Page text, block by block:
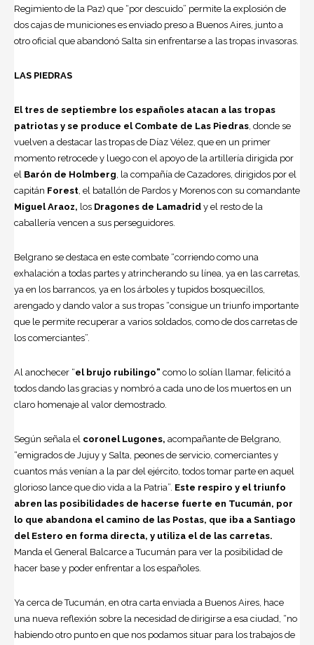
Regimiento de la Paz) que “por descuido” permite la explosión de
dos cajas de municiones es enviado preso a Buenos Aires, junto a
otro oficial que abandonó Salta sin enfrentarse a las tropas invasoras.
LAS PIEDRAS
El tres de septiembre los españoles atacan a las tropas
patriotas y se produce el Combate de Las Piedras, donde se
vuelven a destacar las tropas de Díaz Vélez, que en un primer
momento retrocede y luego con el apoyo de la artillería dirigida por
el Barón de Holmberg, la compañía de Cazadores, dirigidos por el
capitán Forest, el batallón de Pardos y Morenos con su comandante
Miguel Araoz, los Dragones de Lamadrid y el resto de la
caballería vencen a sus perseguidores.
Belgrano se destaca en este combate “corriendo como una
exhalación a todas partes y atrincherando su línea, ya en las carretas,
ya en los barrancos, ya en los árboles y tupidos bosquecillos,
arengado y dando valor a sus tropas “consigue un triunfo importante
que le permite recuperar a varios soldados, como de dos carretas de
los comerciantes”.
Al anochecer “el brujo rubilingo” como lo solían llamar, felicitó a
todos dando las gracias y nombró a cada uno de los muertos en un
claro homenaje al valor demostrado.
Según señala el coronel Lugones, acompañante de Belgrano,
“emigrados de Jujuy y Salta, peones de servicio, comerciantes y
cuantos más venían a la par del ejército, todos tomar parte en aquel
glorioso lance que dio vida a la Patria”. Este respiro y el triunfo
abren las posibilidades de hacerse fuerte en Tucumán, por
lo que abandona el camino de las Postas, que iba a Santiago
del Estero en forma directa, y utiliza el de las carretas.
Manda el General Balcarce a Tucumán para ver la posibilidad de
hacer base y poder enfrentar a los españoles.
Ya cerca de Tucumán, en otra carta enviada a Buenos Aires, hace
una nueva reflexión sobre la necesidad de dirigirse a esa ciudad, “no
habiendo otro punto en que nos podamos situar para los trabajos de